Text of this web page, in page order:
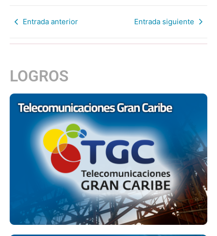
Entrada anterior Entrada siguiente
LOGROS